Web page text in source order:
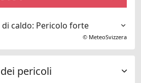
caldo: Pericolo forte
© MeteoSvizzera
pericoli